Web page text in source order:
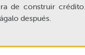
de construir
después.